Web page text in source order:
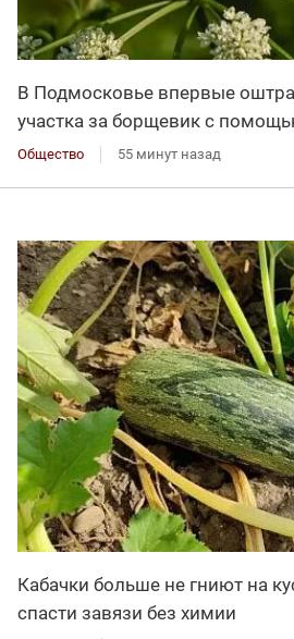
В Подмосковье впервые
участка за борщевик с
Общество 55 минут назад
Кабачки больше не гниют на
спасти завязи без химии